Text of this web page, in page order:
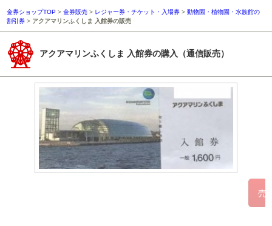
金券ショップTOP >金券販売 > レジャー券・チケット・入場券 > 動物園・植物園・水族館の
割引券 > アクアマリンふくしま 入館券の販売
アクアマリンふくしま 入館券の購入（通信販売）